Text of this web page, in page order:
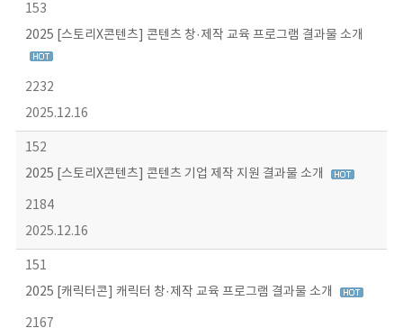
153
2025 [스토리X콘텐츠] 콘텐츠 창·제작 교육 프로그램 결과물 소개
2232
2025.12.16
152
2025 [스토리X콘텐츠] 콘텐츠 기업 제작 지원 결과물 소개
2184
2025.12.16
151
2025 [캐릭터콘] 캐릭터 창·제작 교육 프로그램 결과물 소개
2167